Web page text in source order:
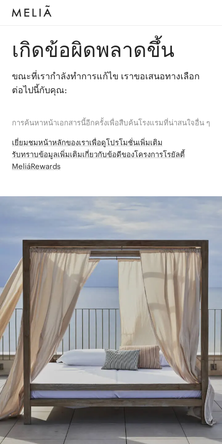
เกิดข้อผิดพลาดขึ้น
ขณะที่เรากำลังทำการแก้ไข เราขอเสนอทางเลือก
ต่อไปนี้กับคุณ:
การค้นหาหน้าเอกสารนี้อีกครั้งเพื่อสืบค้นโรงแรมที่น่าสนใจอื่น ๆ
เยี่ยมชมหน้าหลักของเราเพื่อดูโปรโมชั่นเพิ่มเติม
รับทราบข้อมูลเพิ่มเติมเกี่ยวกับข้อดีของโครงการโรยัลตี้
MeliáRewards